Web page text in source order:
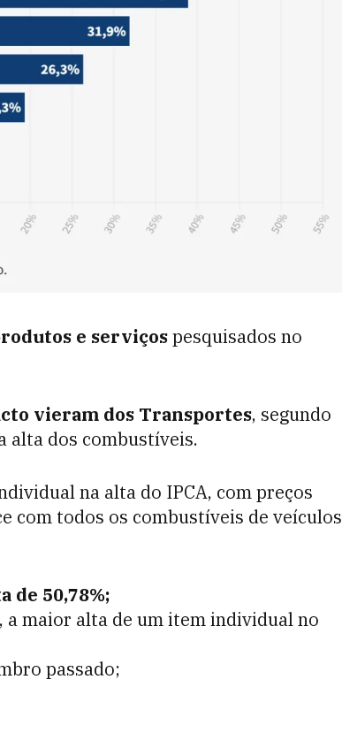
e serviçospesquisados no
vieram dos Transportes, segundo
alta dos combustíveis.
na alta do IPCA, com preços
com todos os combustíveis de veículos
de 50,78%;
, a maior alta de um item individual no
passado;